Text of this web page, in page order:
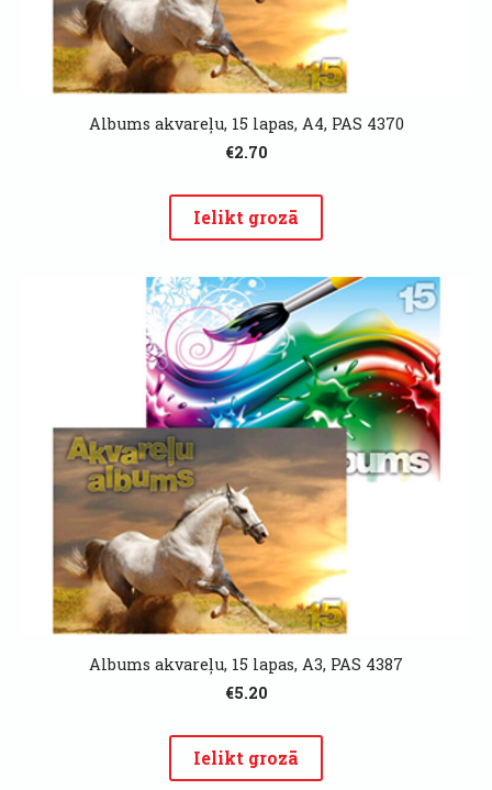
Albums akvareļu, 15 lapas, A4, PAS 4370
€2.70
Ielikt grozā
Albums akvareļu, 15 lapas, A3, PAS 4387
€5.20
Ielikt grozā